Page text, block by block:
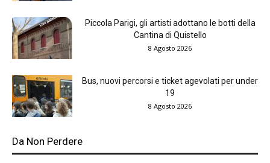
Piccola Parigi, gli artisti adottano le botti della
Cantina di Quistello
8 Agosto 2026
Bus, nuovi percorsi e ticket agevolati per under
19
8 Agosto 2026
Da Non Perdere